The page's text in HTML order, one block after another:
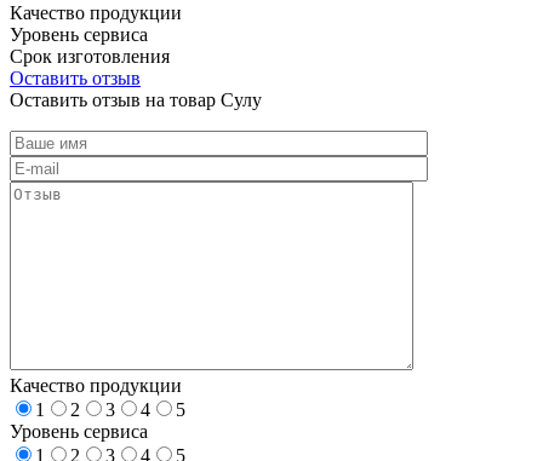
Качество продукции
Уровень сервиса
Срок изготовления
Оставить отзыв
Оставить отзыв на товар Сулу
Качество продукции
1
2 3 4
5
Уровень сервиса
1
2 3 4
5